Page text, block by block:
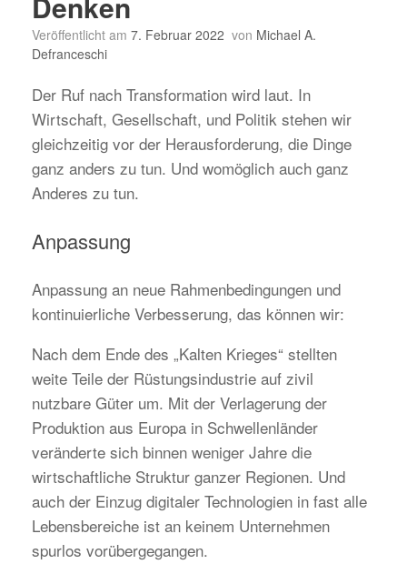
Veröffentlicht am 7. Februar 2022 von Michael A.
Defranceschi
Der Ruf nach Transformation wird laut. In
Wirtschaft, Gesellschaft, und Politik stehen wir
gleichzeitig vor der Herausforderung, die Dinge
ganz anders zu tun. Und womöglich auch ganz
Anderes zu tun.
Anpassung
Anpassung an neue Rahmenbedingungen und
kontinuierliche Verbesserung, das können wir:
Nach dem Ende des „Kalten Krieges“ stellten
weite Teile der Rüstungsindustrie auf zivil
nutzbare Güter um. Mit der Verlagerung der
Produktion aus Europa in Schwellenländer
veränderte sich binnen weniger Jahre die
wirtschaftliche Struktur ganzer Regionen. Und
auch der Einzug digitaler Technologien in fast alle
Lebensbereiche ist an keinem Unternehmen
spurlos vorübergegangen.